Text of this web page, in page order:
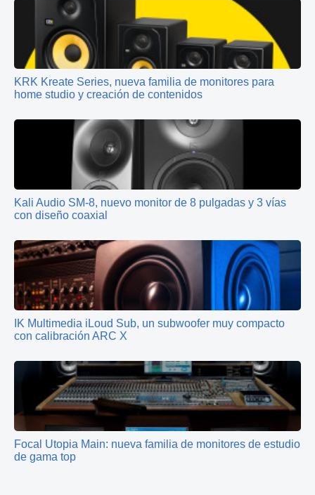
KRK Kreate Series, nueva familia de monitores para
home studio y creación de contenidos
Kali Audio SM-8, nuevo monitor de 8 pulgadas y 3 vías
con diseño coaxial
IK Multimedia iLoud Sub, un subwoofer muy compacto
con calibración ARC X
Focal Utopia Main: nueva familia de monitores de estudio
de gama top